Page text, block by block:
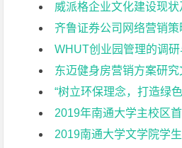
威派格企业文化建设现
齐鲁证券公司网络营销
WHUT创业园管理的调研与建
东迈健身房营销方案研究
“树立环保理念，打造绿色园区”——2019年南通大学第六
2019年南通大学主校区首届“传承红色经
2019南通大学文学院学生“无手机”日